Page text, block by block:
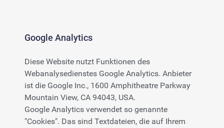
Google Analytics
Diese Website nutzt Funktionen des
Webanalysedienstes Google Analytics. Anbieter
ist die Google Inc., 1600 Amphitheatre Parkway
Mountain View, CA 94043, USA.
Google Analytics verwendet so genannte
"Cookies". Das sind Textdateien, die auf Ihrem